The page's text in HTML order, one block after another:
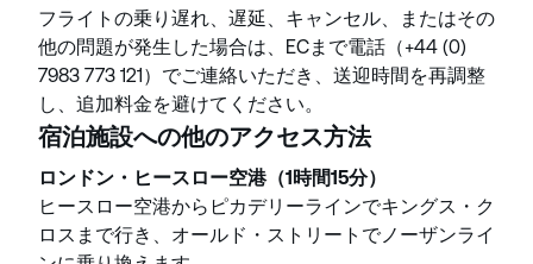
フライトの乗り遅れ、遅延、キャンセル、またはその
他の問題が発生した場合は、ECまで電話（+44 (0)
7983 773 121）でご連絡いただき、送迎時間を再調整
し、追加料金を避けてください。
宿泊施設への他のアクセス方法
ロンドン・ヒースロー空港（1時間15分）
ヒースロー空港からピカデリーラインでキングス・ク
ロスまで行き、オールド・ストリートでノーザンライ